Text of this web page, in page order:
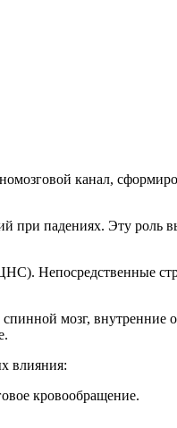
канал,
при падениях. Эту
Непосредственные
мозг,
влияния:
кровообращение.